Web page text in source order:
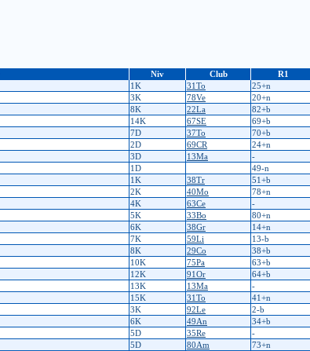
Niv Club R1
1K 31To 25+n
3K 78Ve 20+n
8K 22La 82+b
14K 67SE 69+b
7D 37To 70+b
2D 69CR 24+n
3D 13Ma -
1D 49-n
1K 38Tr 51+b
2K 40Mo 78+n
4K 63Ce -
5K 33Bo 80+n
6K 38Gr 14+n
7K 59Li 13-b
8K 29Co 38+b
10K 75Pa 63+b
12K 91Or 64+b
13K 13Ma -
15K 31To 41+n
3K 92Le 2-b
6K 49An 34+b
5D 35Re -
5D 80Am 73+n